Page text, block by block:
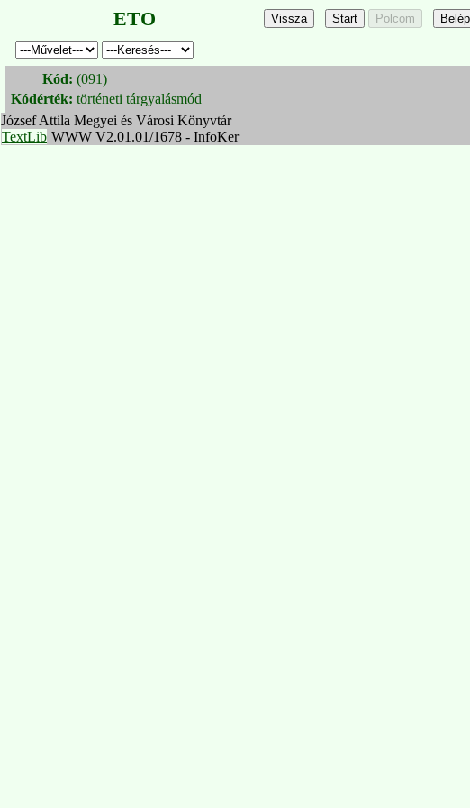
ETO
Kód: (091)
Kódérték: történeti tárgyalásmód
József Attila Megyei és Városi Könyvtár
TextLib WWW V2.01.01/1678 - InfoKer